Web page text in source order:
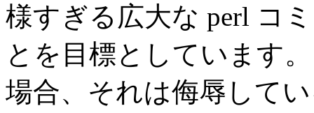
様すぎる広大な perl コ
とを目標としています
場合、それは侮辱して